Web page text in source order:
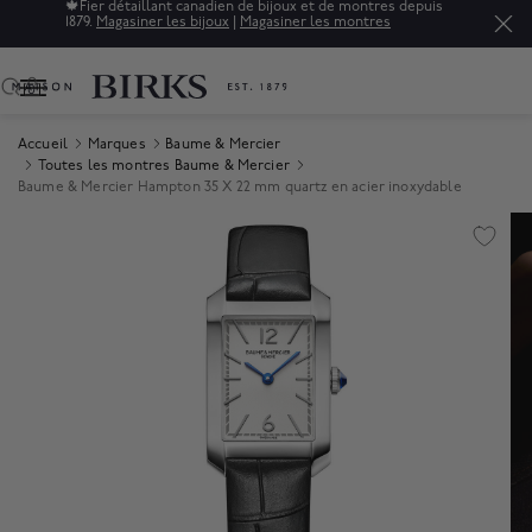
🍁 Fier détaillant canadien de bijoux et de montres depuis
1879. Magasiner les bijoux Magasiner les montres
0
Accueil Marques
Baume & Mercier
Toutes les montres Baume & Mercier
Baume & Mercier Hampton 35 X 22 mm quartz en acier inoxydable